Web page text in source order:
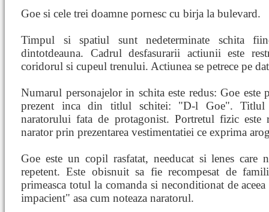
Goe si cele trei doamne pornesc cu birja la bulevard.
Timpul si spatiul sunt nedeterminate schita
dintotdeauna. Cadrul desfasurarii actiunii este
coridorul si cupeul trenului. Actiunea se petrece pe
Numarul personajelor in schita este redus: Goe este
prezent inca din titlul schitei: "D-l Goe". Titlul
naratorului fata de protagonist. Portretul fizic
narator prin prezentarea vestimentatiei ce exprima
Goe este un copil rasfatat, needucat si lenes care
repetent. Este obisnuit sa fie recompesat de
primeasca totul la comanda si neconditionat de
impacient" asa cum noteaza naratorul.